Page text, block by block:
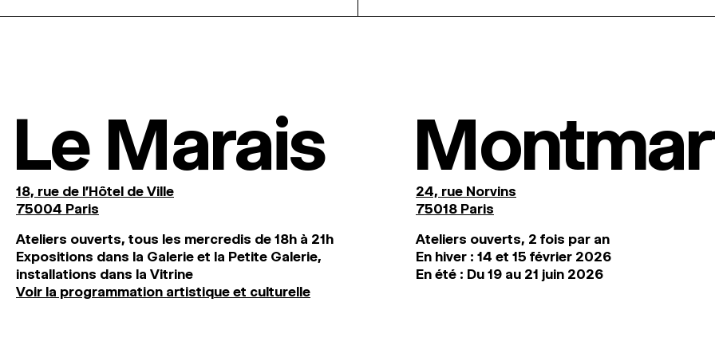
Le Marais
18, rue de l'Hôtel de Ville
75004 Paris
Ateliers ouverts, tous les mercredis de 18h à 21h
Expositions dans la Galerie et la Petite Galerie,
installations dans la Vitrine
Voir la programmation artistique et culturelle
24, rue Norvins
75018 Paris
Ateliers ouverts, 2 fois par an
En hiver : 14 et 15 février 2026
En été : Du 19 au 21 juin 2026